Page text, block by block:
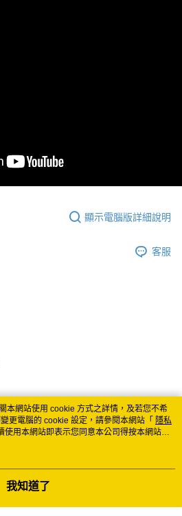
顯示電腦版詳細說明
客服
本網站使用 cookie 方式之詳情，及若您不希
更電腦的 cookie 設定，請參閱本網站「 隱私
使用本網站即表示您同意本公司得按本網站使
我知道了